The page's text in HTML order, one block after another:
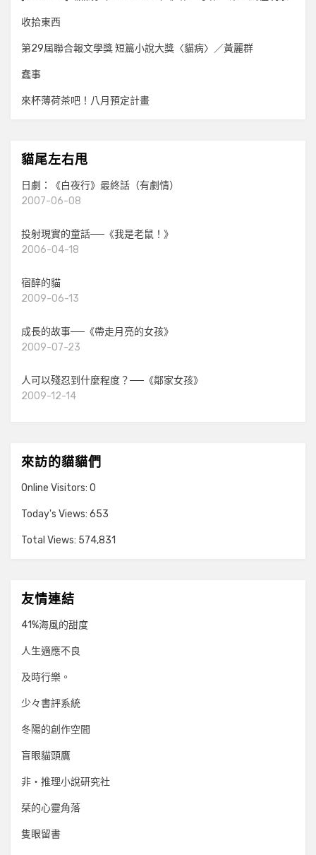
收拾東西
第29屆聯合報文學獎 短篇小說大獎〈貓病〉／黃麗群
蠢事
來杯薄荷茶吧！八月預定計畫
貓尾左右甩
日劇：《白夜行》最終話（有劇情）
2007-06-08
投射現實的童話──《我是老鼠！》
2006-04-18
宿醉的貓
2009-06-13
成長的故事──《帶走月亮的女孩》
2009-07-23
人可以殘忍到什麼程度？──《鄰家女孩》
2009-12-14
來訪的貓貓們
Online Visitors: 0
Today's Views: 653
Total Views: 574,831
友情連結
41%海風的甜度
人生適應不良
及時行樂。
少々書評系統
冬陽的創作空間
盲眼貓頭鷹
非‧推理小說研究社
栞的心靈角落
隻眼留書